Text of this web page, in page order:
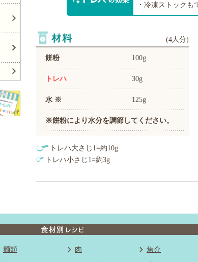
・冷凍ストックも
(4人分)
餅粉 100g
トレハ 30g
水 ※ 125g
※餅粉により水分を調節してください。
トレハ大さじ1=約10g
トレハ小さじ1=約3g
麺類 肉
魚介